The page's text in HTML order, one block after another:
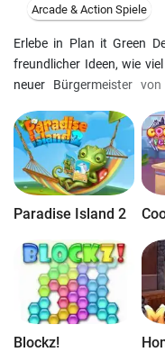
Arcade & Action Spiele
Erlebe in Plan it Green
freundlicher Ideen, wie
neuer Bürgermeister
45 fesselnden Levels
Upgrades und vieles
Paradise Island 2
Blockz!